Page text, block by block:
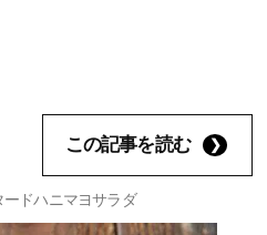
この記事を読む
ドハニマヨサラダ